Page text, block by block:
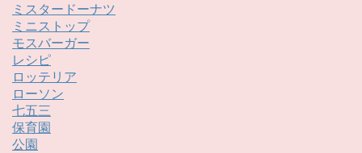
ミスタードーナツ
ミニストップ
モスバーガー
レシピ
ロッテリア
ローソン
七五三
保育園
公園